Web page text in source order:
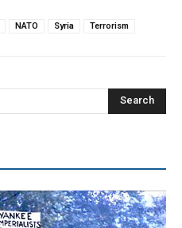
NATO Syria Terrorism
Search